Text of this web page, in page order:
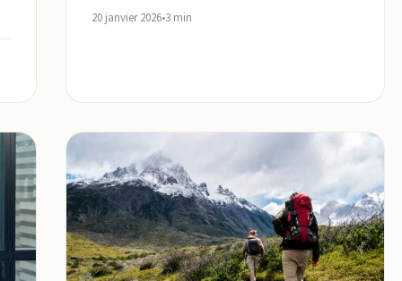
20 janvier 2026•3 min